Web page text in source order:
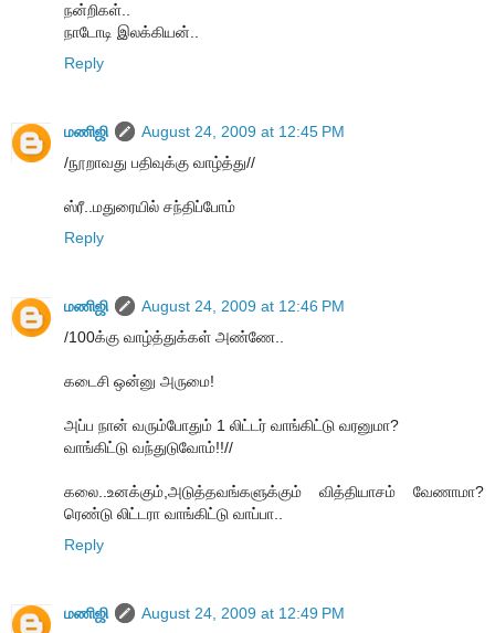
நன்றிகள்..
நாடோடி இலக்கியன்..
Reply
மணிஜி
August 24, 2009 at 12:45 PM
/நூறாவது பதிவுக்கு வாழ்த்து//
ஸ்ரீ..மதுரையில் சந்திப்போம்
Reply
மணிஜி
August 24, 2009 at 12:46 PM
/100க்கு வாழ்த்துக்கள் அண்ணே..
கடைசி ஒன்னு அருமை!
அப்ப நான் வரும்போதும் 1 லிட்டர் வாங்கிட்டு வரனுமா?
வாங்கிட்டு வந்துடுவோம்!!//
கலை..உனக்கும்,அடுத்தவங்களுக்கும் வித்தியாசம் வேணாமா?
ரெண்டு லிட்டரா வாங்கிட்டு வாப்பா..
Reply
மணிஜி
August 24, 2009 at 12:49 PM